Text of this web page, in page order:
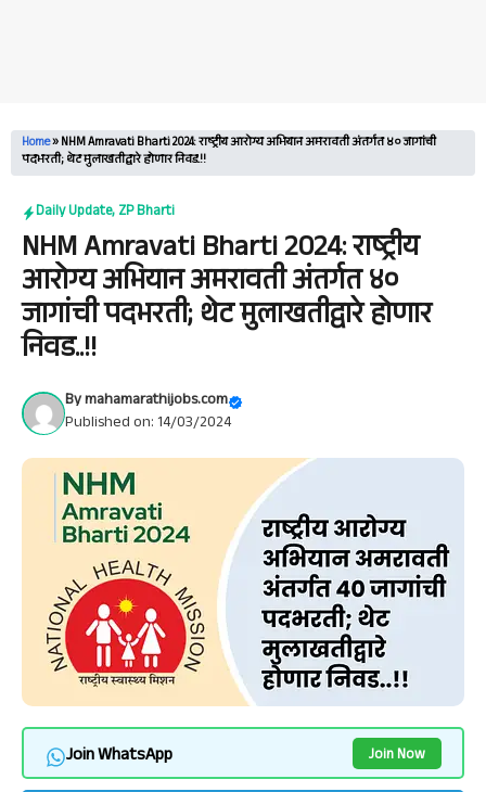
Home»NHM Amravati Bharti 2024: राष्ट्रीय आरोग्य अभियान अमरावती अंतर्गत ४० जागांची
पदभरती; थेट मुलाखतीद्वारे होणार निवड..!!
Daily Update,ZP Bharti
NHM Amravati Bharti 2024: राष्ट्रीय
आरोग्य अभियान अमरावती अंतर्गत ४०
जागांची पदभरती; थेट मुलाखतीद्वारे होणार
निवड..!!
Bymahamarathijobs.com
Published on: 14/03/2024
Join WhatsApp Join Now